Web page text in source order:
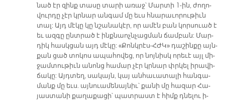
նած էր զինք տա­սը տա­րի ա­ռաջ՝ Մար­տի 1-ին, ժո­ղո­
վուր­դը չէր կրնար ան­գամ մը եւս հնա­րա­ւո­րու­թիւն
տալ: Այդ մէ­կը կը նշա­նա­կէր, որ ա­մէն բան կոր­սուած է
եւ ազ­գը ընտ­րած է ինք­նաոչն­չաց­ման ճամ­բան: Մար­
դիկ հասկ­ցան այդ մէ­կը: «Քոնկ­րէս-ՀԺԿ» դա­շին­քը այն­
քան ցած տո­կոս ա­պա­հո­վեց, որ նոյ­նիսկ ո­րե­ւէ այլ մի­
ջամ­տու­թիւն ա­նոնց հա­մար չէր կրնար փրկել ի­րա­վի­
ճա­կը: Այդ­տեղ, սա­կայն, կայ ան­հա­ւա­տա­լի հան­գա­
մանք մը եւս. այ­նուա­մե­նայ­նիւ՝ քա­նի մը հա­զար Հա­
յաս­տա­նի քա­ղա­քա­ցի՝ պատ­րաստ է հիմք դնե­լու ի­